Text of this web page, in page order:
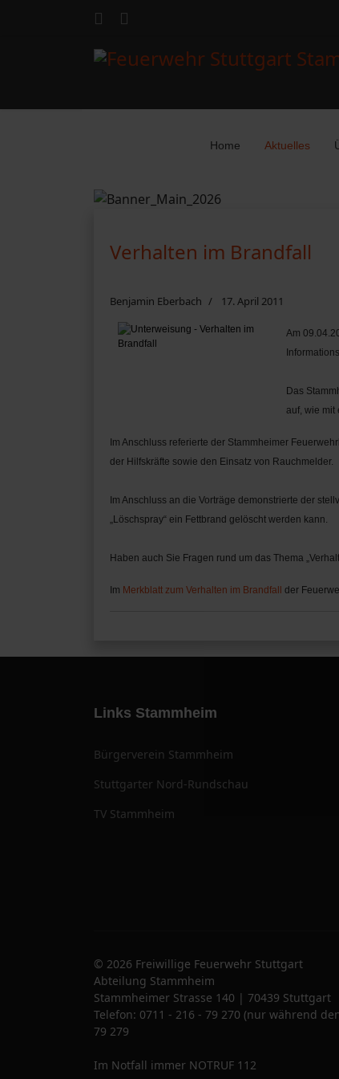
Home Aktuelles
Verhalten im Brandfall
Benjamin Eberbach 17. April 2011
Am
Das
auf, wie
Im Anschluss referierte der Stammheimer
der Hilfskräfte sowie den Einsatz von Rauchmelder.
Im Anschluss an die Vorträge demonstrierte der
„Löschspray“ ein Fettbrand gelöscht werden kann.
Haben auch Sie Fragen rund um das Thema
Im Merkblatt zum Verhalten im Brandfall der
Links Stammheim
Bürgerverein Stammheim
Stuttgarter Nord-Rundschau
TV Stammheim
© 2026 Freiwillige Feuerwehr Stuttgart
Abteilung Stammheim
Stammheimer Strasse 140 | 70439 Stuttgart
Telefon: 0711 - 216 - 79 270 (nur während
79 279
Im Notfall immer NOTRUF 112